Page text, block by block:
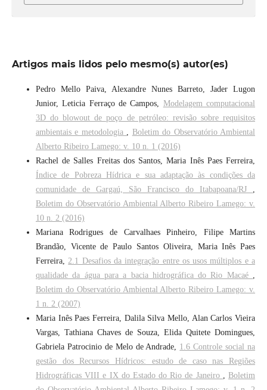
Artigos mais lidos pelo mesmo(s) autor(es)
Pedro Mello Paiva, Alexandre Nunes Barreto, Jader Lugon
Junior, Leticia Ferraço de Campos, Modelagem computacional
3D do blowout de poço de petróleo: revisão sobre requisitos
ambientais e metodologia
Boletim do Observatório Ambiental
Alberto Ribeiro Lamego: v. 10 n. 1 (2016)
Rachel de Salles Freitas dos Santos, Maria Inês Paes Ferreira,
Índice de Pobreza Hídrica e sua adaptação às condições da
comunidade de Gargaú, São Francisco do Itabapoana/RJ
Boletim do Observatório Ambiental Alberto Ribeiro Lamego: v.
10 n. 2 (2016)
Mariana Rodrigues de Carvalhaes Pinheiro, Filipe Martins
Brandão, Vicente de Paulo Santos Oliveira, Maria Inês Paes
Ferreira, 2.1 Desafios da integração entre os usos múltiplos e a
qualidade da água para a bacia hidrográfica do Rio Macaé
Boletim do Observatório Ambiental Alberto Ribeiro Lamego: v.
1 n. 2 (2007)
Maria Inês Paes Ferreira, Dalila Silva Mello, Alan Carlos Vieira
Vargas, Tathiana Chaves de Souza, Elida Quitete Domingues,
Gabriela Patrocinio de Melo de Andrade, 1.6 Controle social na
gestão dos Recursos Hídricos: estudo de caso nas Regiões
Hidrográficas VIII e IX do Estado do Rio de Janeiro
Boletim